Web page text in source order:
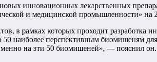
инновационных лекарственных
и медицинской промышленности» на
в рамках которых проходит разработка
50 наиболее перспективным биомишеням
на эти 50 биомишеней», — пояснил